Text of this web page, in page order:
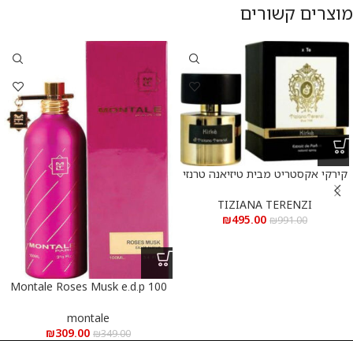
מוצרים קשורים
קירקי אקסטריט מבית טיזיאנה טרנזי
Parfum 100 ml
TIZIANA TERENZI
₪991.00
₪495.00
Montale Roses Musk e.d.p 100
מ”ל
montale
₪349.00
₪309.00